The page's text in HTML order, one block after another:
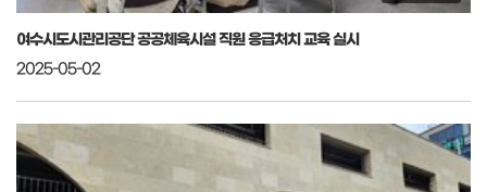
여수시도시관리공단 공공체육시설 직원 응급처치 교육 실시
2025-05-02